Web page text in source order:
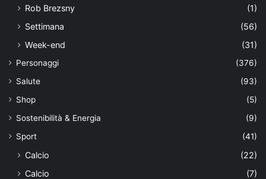
Rob Brezsny
(1)
Settimana
(56)
Week-end
(31)
Personaggi
(376)
Salute
(93)
Shop
(5)
Sostenibilità & Energia
(9)
Sport
(41)
Calcio
(22)
Calcio
(7)